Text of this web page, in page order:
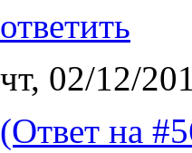
ответить
чт, 02/12/
(Ответ на